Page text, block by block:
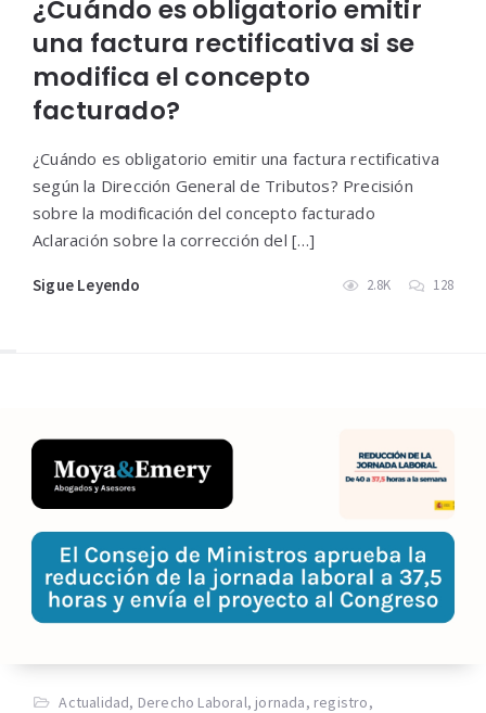
¿Cuándo es obligatorio emitir
una factura rectificativa si se
modifica el concepto
facturado?
¿Cuándo es obligatorio emitir una factura rectificativa
según la Dirección General de Tributos? Precisión
sobre la modificación del concepto facturado
Aclaración sobre la corrección del […]
Sigue Leyendo 2.8K 128
Actualidad, Derecho Laboral, jornada, registro,